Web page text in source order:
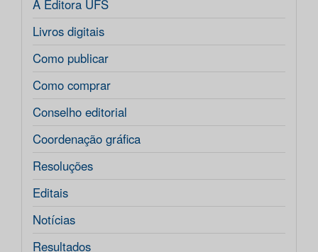
A Editora UFS
Livros digitais
Como publicar
Como comprar
Conselho editorial
Coordenação gráfica
Resoluções
Editais
Notícias
Resultados